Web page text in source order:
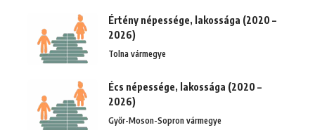
Értény népessége, lakossága (2020 –
2026)
Tolna vármegye
Écs népessége, lakossága (2020 –
2026)
Győr-Moson-Sopron vármegye